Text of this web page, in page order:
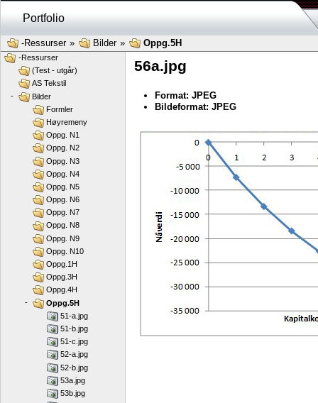
Portfolio
-Ressurser» Bilder» Oppg.5H
56a.jpg
Format: JPEG
Bildeformat: JPEG
-Ressurser
(Test - utgår)
AS Tekstil
-
Bilder
Formler
Høyremeny
Oppg. N1
Oppg. N2
Oppg. N3
Oppg. N4
Oppg. N5
Oppg. N6
Oppg. N7
Oppg. N8
Oppg. N9
Oppg. N10
Oppg.1H
Oppg.3H
Oppg.4H
-
Oppg.5H
51-a.jpg
51-b.jpg
51-c.jpg
52-a.jpg
52-b.jpg
53a.jpg
53b.jpg